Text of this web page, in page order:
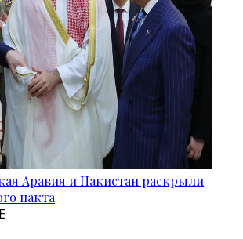
Аравия и Пакистан раскрыли
пакта